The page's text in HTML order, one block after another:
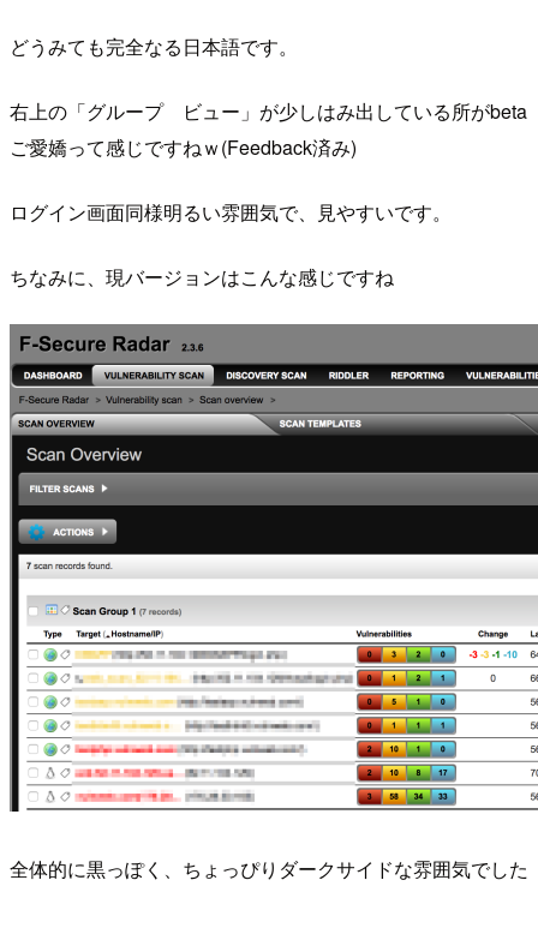
どうみても完全なる日本語です。
右上の「グループ ビュー」が少しはみ出している所がbeta
ご愛嬌って感じですねｗ(Feedback済み)
ログイン画面同様明るい雰囲気で、見やすいです。
ちなみに、現バージョンはこんな感じですね
全体的に黒っぽく、ちょっぴりダークサイドな雰囲気でした